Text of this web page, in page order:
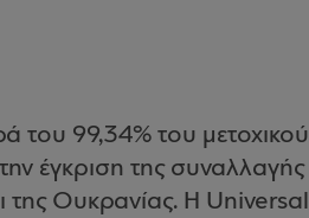
του 99,34% του μετοχικού
έγκριση της συναλλαγής
της Ουκρανίας. Η Universal